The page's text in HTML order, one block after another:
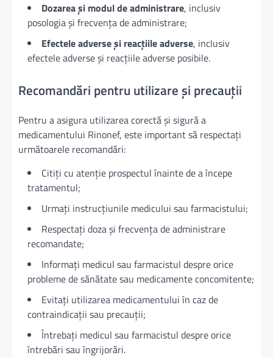
Dozarea și modul de administrare, inclusiv
posologia și frecvența de administrare;
Efectele adverse și reacțiile adverse, inclusiv
efectele adverse și reacțiile adverse posibile.
Recomandări pentru utilizare și precauții
Pentru a asigura utilizarea corectă și sigură a
medicamentului Rinonef, este important să respectați
următoarele recomandări:
Citiți cu atenție prospectul înainte de a începe
tratamentul;
Urmați instrucțiunile medicului sau farmacistului;
Respectați doza și frecvența de administrare
recomandate;
Informați medicul sau farmacistul despre orice
probleme de sănătate sau medicamente concomitente;
Evitați utilizarea medicamentului în caz de
contraindicații sau precauții;
Întrebați medicul sau farmacistul despre orice
întrebări sau îngrijorări.